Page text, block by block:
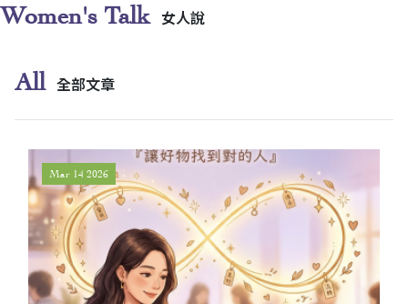
Women's Talk 女人說
All 全部文章
Mar 14 2026